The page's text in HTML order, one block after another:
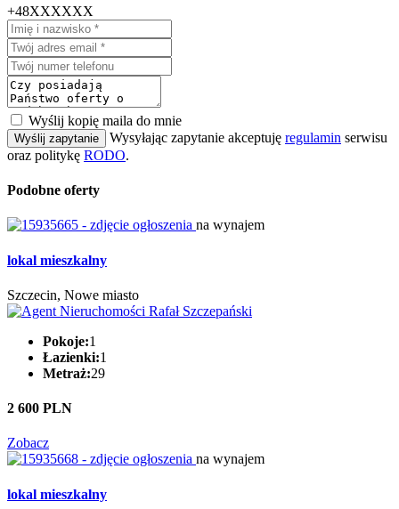
+48XXXXXX
Wyślij kopię maila do mnie
Wyślij zapytanie Wysyłając zapytanie akceptuję regulamin serwisu
oraz politykę RODO.
Podobne oferty
na wynajem
lokal mieszkalny
Szczecin, Nowe miasto
Pokoje:1
Łazienki:1
Metraż:29
2 600 PLN
Zobacz
na wynajem
lokal mieszkalny